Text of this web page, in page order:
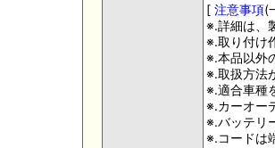
[ 注意事項(
※.詳細は、
※.取り付け
※.本品以外
※.取扱方法
※.適合車種
※.カーオー
※.バッテリ
※.コードは